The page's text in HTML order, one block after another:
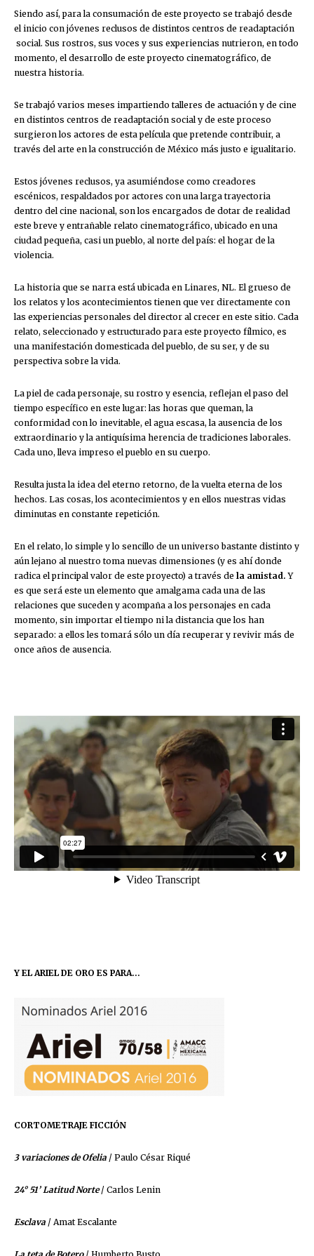
Siendo así, para la consumación de este proyecto se trabajó desde
el inicio con jóvenes reclusos de distintos centros de readaptación
social. Sus rostros, sus voces y sus experiencias nutrieron, en todo
momento, el desarrollo de este proyecto cinematográfico, de
nuestra historia.
Se trabajó varios meses impartiendo talleres de actuación y de cine
en distintos centros de readaptación social y de este proceso
surgieron los actores de esta película que pretende contribuir, a
través del arte en la construcción de México más justo e igualitario.
Estos jóvenes reclusos, ya asumiéndose como creadores
escénicos, respaldados por actores con una larga trayectoria
dentro del cine nacional, son los encargados de dotar de realidad
este breve y entrañable relato cinematográfico, ubicado en una
ciudad pequeña, casi un pueblo, al norte del país: el hogar de la
violencia.
La historia que se narra está ubicada en Linares, NL. El grueso de
los relatos y los acontecimientos tienen que ver directamente con
las experiencias personales del director al crecer en este sitio. Cada
relato, seleccionado y estructurado para este proyecto fílmico, es
una manifestación domesticada del pueblo, de su ser, y de su
perspectiva sobre la vida.
La piel de cada personaje, su rostro y esencia, reflejan el paso del
tiempo específico en este lugar: las horas que queman, la
conformidad con lo inevitable, el agua escasa, la ausencia de los
extraordinario y la antiquísima herencia de tradiciones laborales.
Cada uno, lleva impreso el pueblo en su cuerpo.
Resulta justa la idea del eterno retorno, de la vuelta eterna de los
hechos. Las cosas, los acontecimientos y en ellos nuestras vidas
diminutas en constante repetición.
En el relato, lo simple y lo sencillo de un universo bastante distinto y
aún lejano al nuestro toma nuevas dimensiones (y es ahí donde
radica el principal valor de este proyecto) a través de la amistad. Y
es que será este un elemento que amalgama cada una de las
relaciones que suceden y acompaña a los personajes en cada
momento, sin importar el tiempo ni la distancia que los han
separado: a ellos les tomará sólo un día recuperar y revivir más de
once años de ausencia.
Y EL ARIEL DE ORO ES PARA…
CORTOMETRAJE FICCIÓN
3 variaciones de Ofelia / Paulo César Riqué
24° 51’ Latitud Norte/ Carlos Lenin
Esclava / Amat Escalante